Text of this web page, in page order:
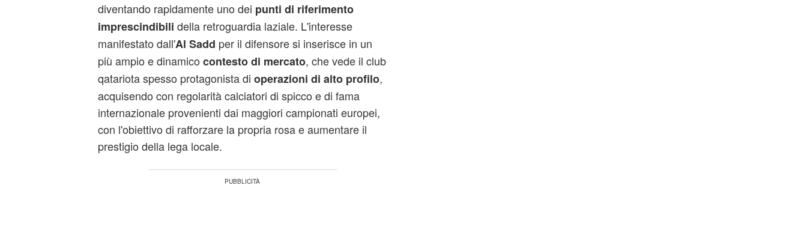
diventando rapidamente uno dei punti di riferimento
imprescindibili della retroguardia laziale. L'interesse
manifestato dall'Al Sadd per il difensore si inserisce in un
più ampio e dinamico contesto di mercato, che vede il club
qatariota spesso protagonista di operazioni di alto profilo,
acquisendo con regolarità calciatori di spicco e di fama
internazionale provenienti dai maggiori campionati europei,
con l'obiettivo di rafforzare la propria rosa e aumentare il
prestigio della lega locale.